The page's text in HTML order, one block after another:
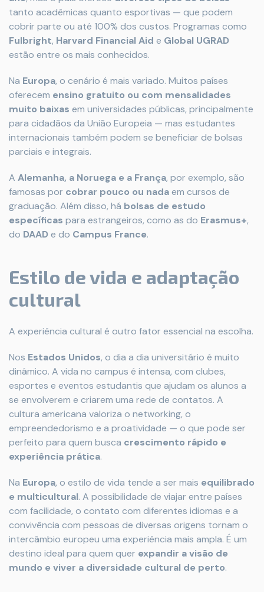
tanto acadêmicas quanto esportivas — que podem
cobrir parte ou até 100% dos custos. Programas como
Fulbright, Harvard Financial Aid e Global UGRAD
estão entre os mais conhecidos.
Na Europa, o cenário é mais variado. Muitos países
oferecem ensino gratuito ou com mensalidades
muito baixas em universidades públicas, principalmente
para cidadãos da União Europeia — mas estudantes
internacionais também podem se beneficiar de bolsas
parciais e integrais.
A Alemanha, a Noruega e a França, por exemplo, são
famosas por cobrar pouco ou nadaem cursos de
graduação. Além disso, há bolsas de estudo
específicas para estrangeiros, como as do Erasmus+,
do DAAD e do Campus France.
Estilo de vida e adaptação
cultural
A experiência cultural é outro fator essencial na escolha.
Nos Estados Unidos, o dia a dia universitário é muito
dinâmico. A vida no campus é intensa, com clubes,
esportes e eventos estudantis que ajudam os alunos a
se envolverem e criarem uma rede de contatos. A
cultura americana valoriza o networking, o
empreendedorismo e a proatividade — o que pode ser
perfeito para quem busca crescimento rápido e
experiência prática.
Na Europa, o estilo de vida tende a ser mais equilibrado
e multicultural. A possibilidade de viajar entre países
com facilidade, o contato com diferentes idiomas e a
convivência com pessoas de diversas origens tornam o
intercâmbio europeu uma experiência mais ampla. É um
destino ideal para quem quer expandir a visão de
mundo e viver a diversidade cultural de perto.